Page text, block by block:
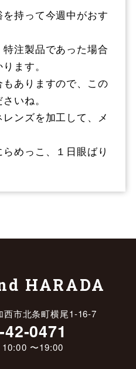
持って今週中がおす
注製品であった場合
ます。
ありますので、この
いね。
ンズを加工して、メ
めっこ、１日眼ばり
HARADA
市北条町横尾1-16-7
0471
10:00 〜19:00